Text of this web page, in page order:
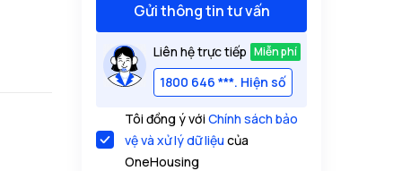
Gửi thông tin tư vấn
Liên hệ trực tiếp Miễn phí
1800 646 ***. Hiện số
Tôi đồng ý với Chính sách bảo
vệ và xử lý dữ liệu của
OneHousing